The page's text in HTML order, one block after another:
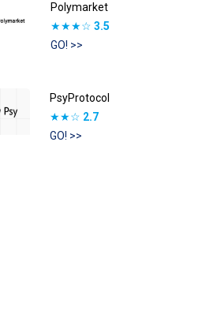
Polymarket
★★★☆ 3.5
GO! >>
PsyProtocol
★★☆ 2.7
GO! >>